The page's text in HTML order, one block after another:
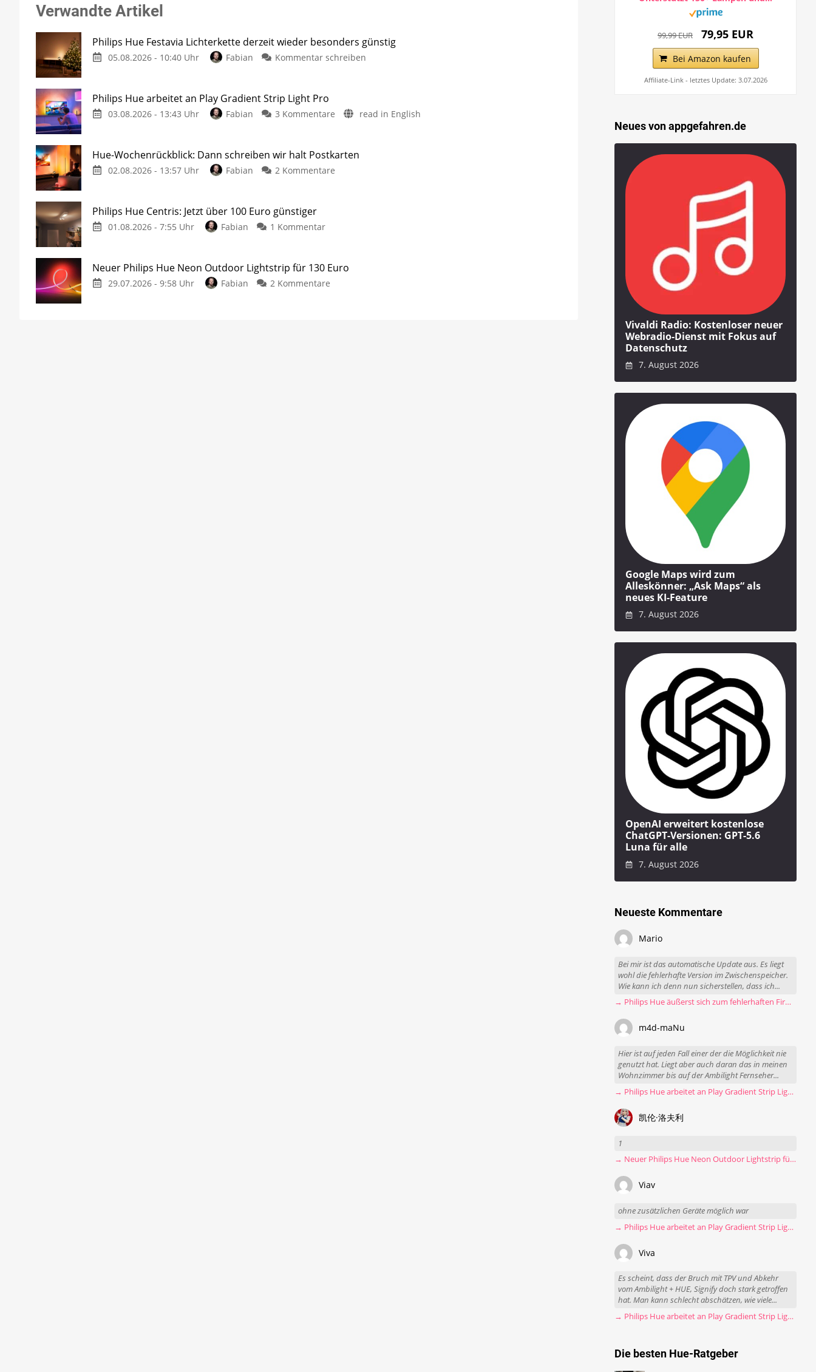
Verwandte Artikel
Philips Hue Festavia Lichterkette derzeit wieder besonders günstig
05.08.2026 - 10:40 Uhr Fabian Kommentar schreiben
Philips Hue arbeitet an Play Gradient Strip Light Pro
03.08.2026 - 13:43 Uhr Fabian 3 Kommentare read in English
Hue-Wochenrückblick: Dann schreiben wir halt Postkarten
02.08.2026 - 13:57 Uhr Fabian 2 Kommentare
Philips Hue Centris: Jetzt über 100 Euro günstiger
01.08.2026 - 7:55 Uhr Fabian 1 Kommentar
Neuer Philips Hue Neon Outdoor Lightstrip für 130 Euro
29.07.2026 - 9:58 Uhr Fabian 2 Kommentare
99,99 EUR 79,95 EUR
Bei Amazon kaufen
Affiliate-Link - letztes Update: 3.07.2026
Neues von appgefahren.de
Vivaldi Radio: Kostenloser neuer
Webradio-Dienst mit Fokus auf
Datenschutz
7. August 2026
Google Maps wird zum
Alleskönner: „Ask Maps“ als
neues KI-Feature
7. August 2026
OpenAI erweitert kostenlose
ChatGPT-Versionen: GPT-5.6
Luna für alle
7. August 2026
Neueste Kommentare
Mario
Bei mir ist das automatische Update aus. Es liegt
wohl die fehlerhafte Version im Zwischenspeicher.
Wie kann ich denn nun sicherstellen, dass ich...
→ Philips Hue äußerst sich zum fehlerhaften Firmware-Update
m4d-maNu
Hier ist auf jeden Fall einer der die Möglichkeit nie
genutzt hat. Liegt aber auch daran das in meinen
Wohnzimmer bis auf der Ambilight Fernseher...
→ Philips Hue arbeitet an Play Gradient Strip Light Pro
凯伦·洛夫利
1
→ Neuer Philips Hue Neon Outdoor Lightstrip für 130 Euro
Viav
ohne zusätzlichen Geräte möglich war
→ Philips Hue arbeitet an Play Gradient Strip Light Pro
Viva
Es scheint, dass der Bruch mit TPV und Abkehr
vom Ambilight + HUE, Signify doch stark getroffen
hat. Man kann schlecht abschätzen, wie viele...
→ Philips Hue arbeitet an Play Gradient Strip Light Pro
Die besten Hue-Ratgeber